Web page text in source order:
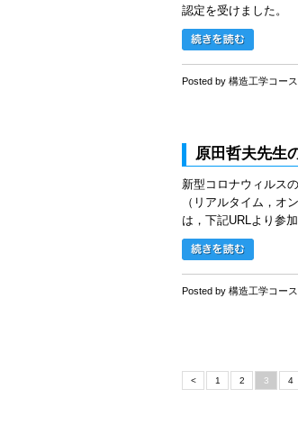
認定を受けました。
Posted by 構造工学コース
原田哲夫先生
新型コロナウィルス
（リアルタイム，オ
は，下記URLより参
Posted by 構造工学コース
< 1 2 3 4